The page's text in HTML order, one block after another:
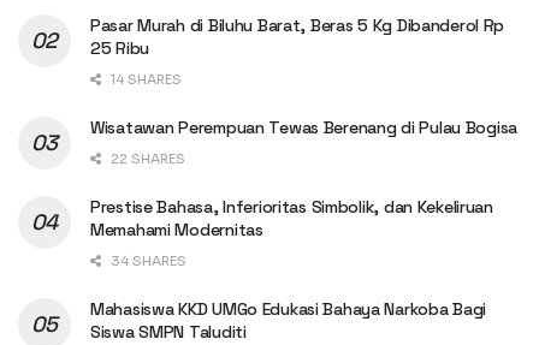
Pasar Murah di Biluhu Barat, Beras 5 Kg Dibanderol Rp
25 Ribu
14 SHARES
Wisatawan Perempuan Tewas Berenang di Pulau Bogisa
22 SHARES
Prestise Bahasa, Inferioritas Simbolik, dan Kekeliruan
Memahami Modernitas
34 SHARES
Mahasiswa KKD UMGo Edukasi Bahaya Narkoba Bagi
Siswa SMPN Taluditi